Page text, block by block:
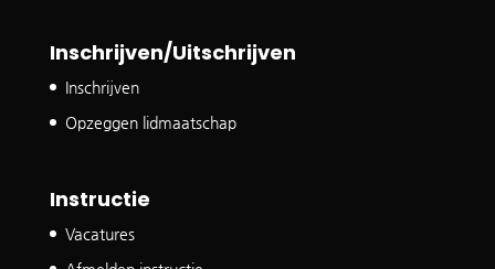
Inschrijven/Uitschrijven
Inschrijven
Opzeggen lidmaatschap
Instructie
Vacatures